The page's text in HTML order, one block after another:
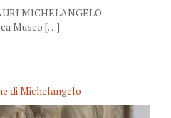
MICHELANGELO
Museo […]
di Michelangelo